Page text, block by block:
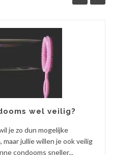
wel veilig?
je zo dun mogelijke
jullie willen je ook veilig
condooms sneller...